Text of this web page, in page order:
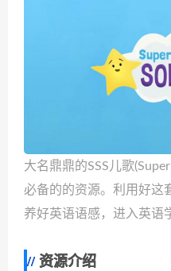
大名鼎鼎的SSS儿歌
必备的的资源。利用好这
养好英语语感，进入英语
资源介绍